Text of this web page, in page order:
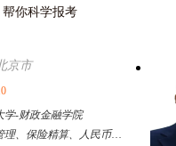
你科学报考
京市
学-财政金融学院
、保险精算、人民币国际化